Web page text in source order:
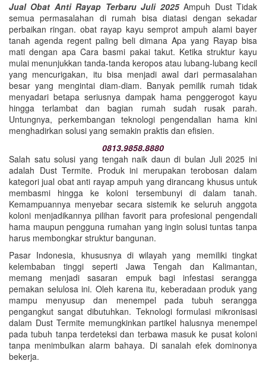
Jual Obat Anti Rayap Terbaru Juli 2025Ampuh Dust Tidak
semua permasalahan di rumah bisa diatasi dengan sekadar
perbaikan ringan. obat rayap kayu semprot ampuh alami bayer
tanah agenda regent paling beli dimana Apa yang Rayap bisa
mati dengan apa Cara basmi pakai takut. Ketika struktur kayu
mulai menunjukkan tanda-tanda keropos atau lubang-lubang kecil
yang mencurigakan, itu bisa menjadi awal dari permasalahan
besar yang mengintai diam-diam. Banyak pemilik rumah tidak
menyadari betapa seriusnya dampak hama penggerogot kayu
hingga terlambat dan bagian rumah sudah rusak parah.
Untungnya, perkembangan teknologi pengendalian hama kini
menghadirkan solusi yang semakin praktis dan efisien.
0813.9858.8880
Salah satu solusi yang tengah naik daun di bulan Juli 2025 ini
adalah Dust Termite. Produk ini merupakan terobosan dalam
kategori jual obat anti rayap ampuh yang dirancang khusus untuk
membasmi hingga ke koloni tersembunyi di dalam tanah.
Kemampuannya menyebar secara sistemik ke seluruh anggota
koloni menjadikannya pilihan favorit para profesional pengendali
hama maupun pengguna rumahan yang ingin solusi tuntas tanpa
harus membongkar struktur bangunan.
Pasar Indonesia, khususnya di wilayah yang memiliki tingkat
kelembaban tinggi seperti Jawa Tengah dan Kalimantan,
memang menjadi sasaran empuk bagi infestasi serangga
pemakan selulosa ini. Oleh karena itu, keberadaan produk yang
mampu menyusup dan menempel pada tubuh serangga
pengangkut sangat dibutuhkan. Teknologi formulasi mikronisasi
dalam Dust Termite memungkinkan partikel halusnya menempel
pada tubuh tanpa terdeteksi dan terbawa masuk ke pusat koloni
tanpa menimbulkan alarm bahaya. Di sanalah efek dominonya
bekerja.